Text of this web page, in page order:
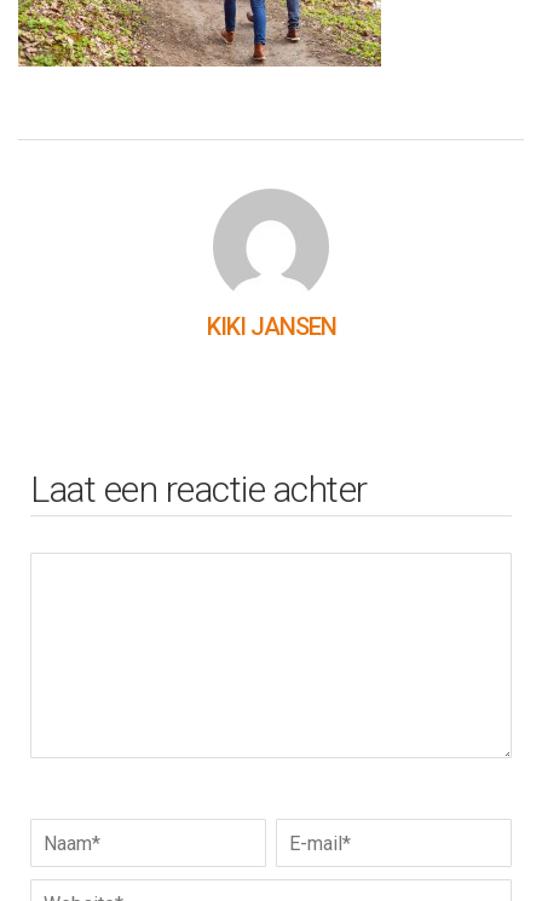
KIKI JANSEN
Laat een reactie achter